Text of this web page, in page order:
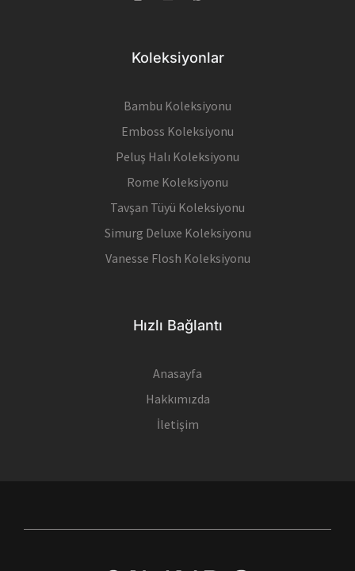
Koleksiyonlar
Bambu Koleksiyonu
Emboss Koleksiyonu
Peluş Halı Koleksiyonu
Rome Koleksiyonu
Tavşan Tüyü Koleksiyonu
Simurg Deluxe Koleksiyonu
Vanesse Flosh Koleksiyonu
Hızlı Bağlantı
Anasayfa
Hakkımızda
İletişim